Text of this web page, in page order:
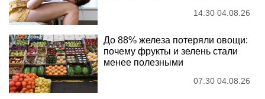
14:30 04.08.26
До 88% железа потеряли овощи:
почему фрукты и зелень стали
менее полезными
07:30 04.08.26